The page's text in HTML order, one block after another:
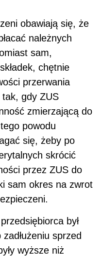
obawiają się, że
należnych
sam,
chętnie
przerwania
tak, gdy ZUS
zmierzającą do
powodu
się, żeby po
skrócić
przez ZUS do
sam okres na zwrot
był
sprzed
wyższe niż